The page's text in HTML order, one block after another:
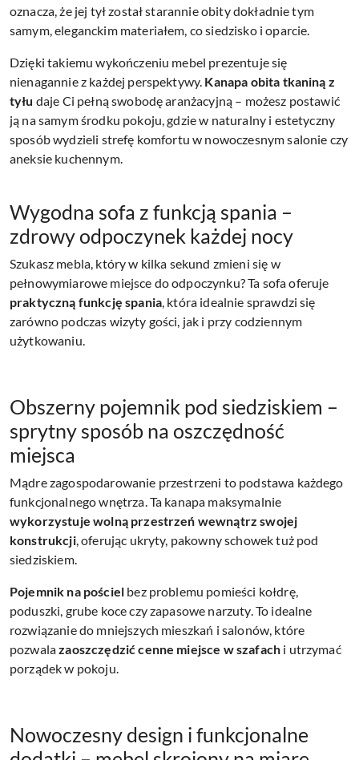
oznacza, że jej tył został starannie obity dokładnie tym
samym, eleganckim materiałem, co siedzisko i oparcie.
Dzięki takiemu wykończeniu mebel prezentuje się
nienagannie z każdej perspektywy. Kanapa obita tkaniną z
tyłu daje Ci pełną swobodę aranżacyjną – możesz postawić
ją na samym środku pokoju, gdzie w naturalny i estetyczny
sposób wydzieli strefę komfortu w nowoczesnym salonie czy
aneksie kuchennym.
Wygodna sofa z funkcją spania –
zdrowy odpoczynek każdej nocy
Szukasz mebla, który w kilka sekund zmieni się w
pełnowymiarowe miejsce do odpoczynku? Ta sofa oferuje
praktyczną funkcję spania , która idealnie sprawdzi się
zarówno podczas wizyty gości, jak i przy codziennym
użytkowaniu.
Obszerny pojemnik pod siedziskiem –
sprytny sposób na oszczędność
miejsca
Mądre zagospodarowanie przestrzeni to podstawa każdego
funkcjonalnego wnętrza. Ta kanapa maksymalnie
wykorzystuje wolną przestrzeń wewnątrz swojej
konstrukcji, oferując ukryty, pakowny schowek tuż pod
siedziskiem.
Pojemnik na pościel bez problemu pomieści kołdrę,
poduszki, grube koce czy zapasowe narzuty. To idealne
rozwiązanie do mniejszych mieszkań i salonów, które
pozwalazaoszczędzić cenne miejsce w szafach i utrzymać
porządek w pokoju.
Nowoczesny design i funkcjonalne